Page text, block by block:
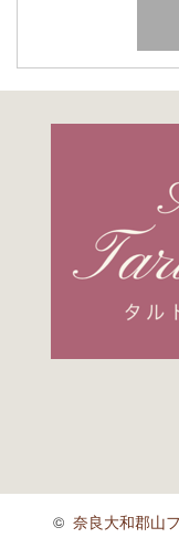
© 奈良大和郡山